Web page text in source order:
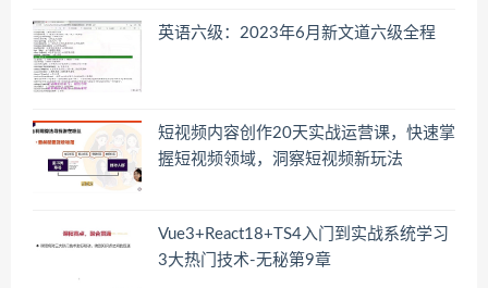
英语六级：2023年6月新文道六级全程
短视频内容创作20天实战运营课，快速掌
握短视频领域，洞察短视频新玩法
Vue3+React18+TS4入门到实战系统学习
3大热门技术-无秘第9章